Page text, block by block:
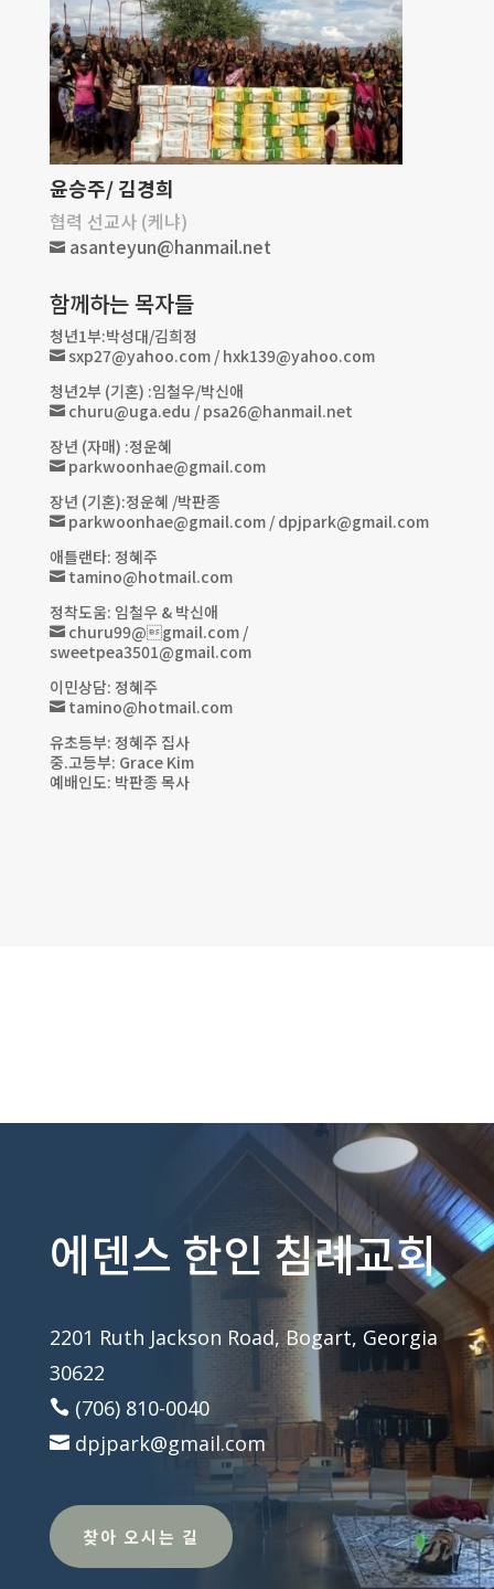
윤승주/ 김경희
협력 선교사 (케냐)
asanteyun@hanmail.net
함께하는 목자들
청년1부:박성대/김희정
sxp27@yahoo.com / hxk139@yahoo.com
청년2부 (기혼) :임철우/박신애
churu@uga.edu / psa26@hanmail.net
장년 (자매) :정운혜
parkwoonhae@gmail.com
장년 (기혼):정운혜 /박판종
parkwoonhae@gmail.com / dpjpark@gmail.com
애틀랜타: 정혜주
tamino@hotmail.com
정착도움: 임철우 & 박신애
churu99@gmail.com /
sweetpea3501@gmail.com
이민상담: 정혜주
tamino@hotmail.com
유초등부: 정혜주 집사
중.고등부: Grace Kim
예배인도: 박판종 목사
에덴스 한인 침례교회
2201 Ruth Jackson Road, Bogart, Georgia
30622
(706) 810-0040
dpjpark@gmail.com
찾아 오시는 길